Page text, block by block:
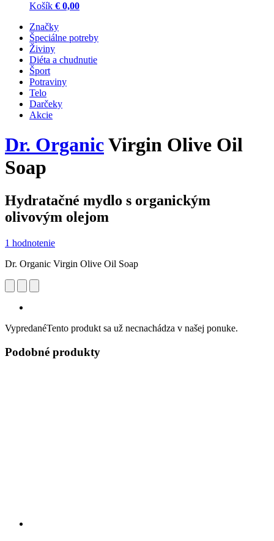
Košík € 0,00
Značky
Špeciálne potreby
Živiny
Diéta a chudnutie
Šport
Potraviny
Telo
Darčeky
Akcie
Dr. OrganicVirgin Olive Oil
Soap
Hydratačné mydlo s organickým
olivovým olejom
1 hodnotenie
Dr. Organic Virgin Olive Oil Soap
VypredanéTento produkt sa už necnachádza v našej ponuke.
Podobné produkty